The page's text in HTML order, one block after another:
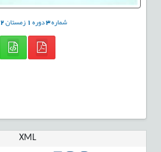
شماره3دوره1 زمستان
XML